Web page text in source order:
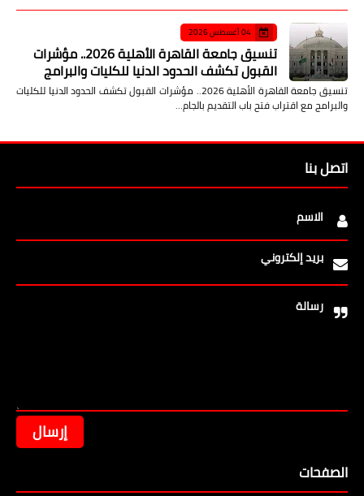
04 أغسطس 2026
تنسيق جامعة القاهرة الأهلية 2026.. مؤشرات
القبول تكشف الحدود الدنيا للكليات والبرامج
تنسيق جامعة القاهرة الأهلية 2026.. مؤشرات القبول تكشف الحدود الدنيا للكليات
والبرامج مع اقتراب فتح باب التقديم بالجام…
اتصل بنا
الاسم
بريد إلكتروني
رسالة
الصفحات